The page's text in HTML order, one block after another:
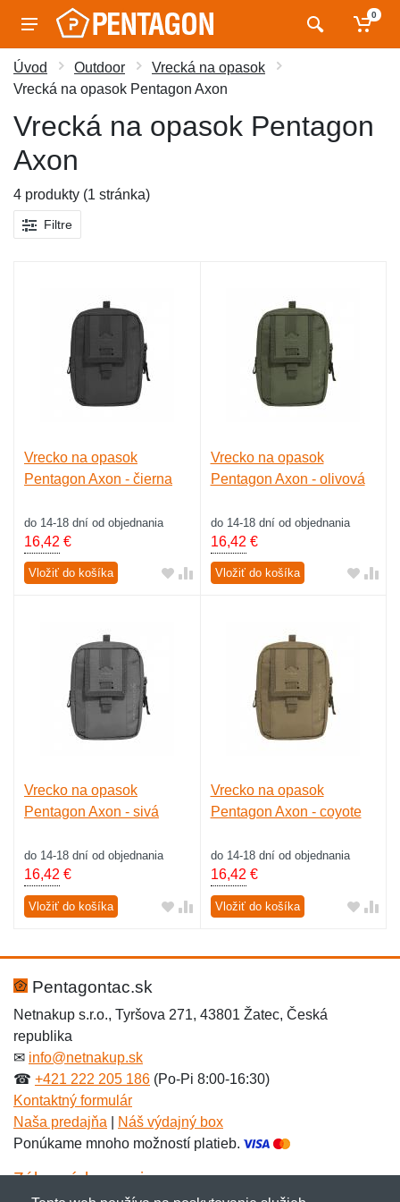
0
Úvod Outdoor
Vrecká na opasok
Vrecká na opasok Pentagon Axon
Vrecká na opasok Pentagon
Axon
4 produkty (1 stránka)
Filtre
Vrecko na opasok
Pentagon Axon - čierna
do 14-18 dní od objednania
16,42 €
Vložiť do košíka
Vrecko na opasok
Pentagon Axon - olivová
do 14-18 dní od objednania
16,42 €
Vložiť do košíka
Vrecko na opasok
Pentagon Axon - sivá
do 14-18 dní od objednania
16,42 €
Vložiť do košíka
Vrecko na opasok
Pentagon Axon - coyote
do 14-18 dní od objednania
16,42 €
Vložiť do košíka
Pentagontac.sk
Netnakup s.r.o., Tyršova 271, 43801 Žatec, Česká
republika
✉ info@netnakup.sk
☎ +421 222 205 186 (Po-Pi 8:00-16:30)
Kontaktný formulár
Naša predajňa
Náš výdajný box
Ponúkame mnoho možností platieb.
Zákaznícky servis